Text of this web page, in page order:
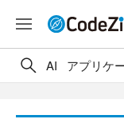
AI アプリケ